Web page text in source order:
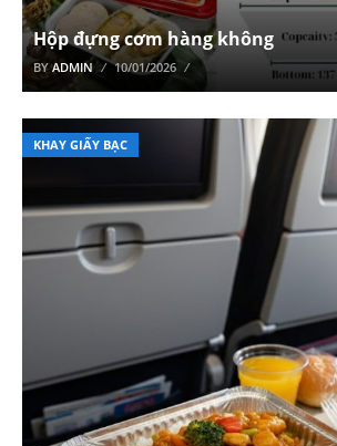
Hộp đựng cơm hàng không
BYADMIN 10/01/2026
KHAY GIẤY BẠC